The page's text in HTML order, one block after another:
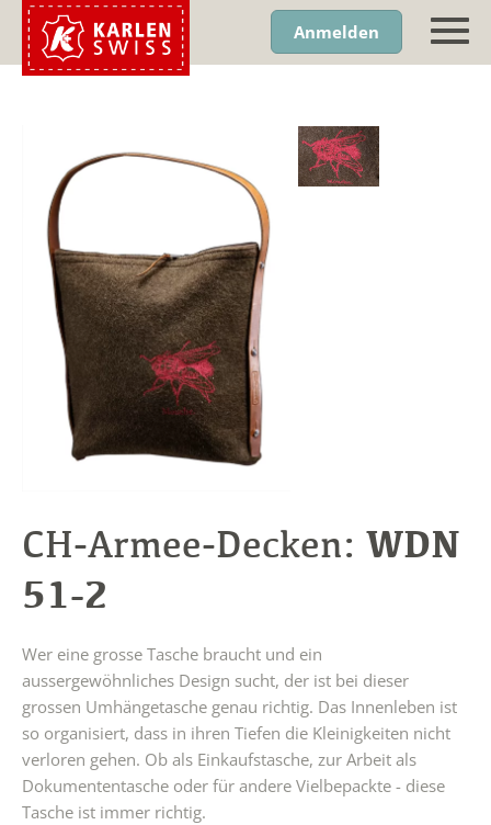
Anmelden
CH-Armee-Decken: WDN
51-2
Wer eine grosse Tasche braucht und ein
aussergewöhnliches Design sucht, der ist bei dieser
grossen Umhängetasche genau richtig. Das Innenleben ist
so organisiert, dass in ihren Tiefen die Kleinigkeiten nicht
verloren gehen. Ob als Einkaufstasche, zur Arbeit als
Dokumententasche oder für andere Vielbepackte - diese
Tasche ist immer richtig.